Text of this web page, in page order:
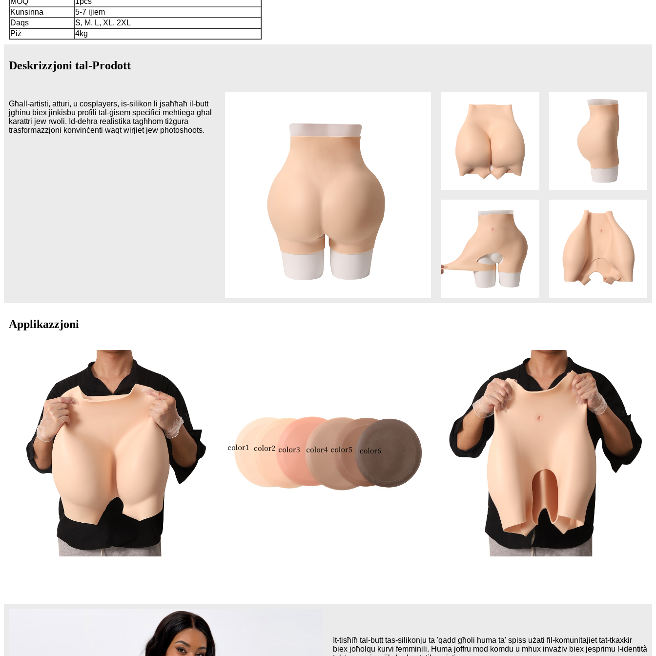
Kunsinna
5-7 ijiem
Daqs
S, M, L, XL, 2XL
Piż
4kg
Deskrizzjoni tal-Prodott
Għall-artisti, atturi, u cosplayers, is-silikon li jsaħħaħ il-butt
jgħinu biex jinkisbu profili tal-ġisem speċifiċi meħtieġa għal
karattri jew rwoli. Id-dehra realistika tagħhom tiżgura
trasformazzjoni konvinċenti waqt wirjiet jew photoshoots.
Applikazzjoni
It-tisħiħ tal-butt tas-silikonju ta 'qadd għoli huma ta' spiss użati fil-komunitajiet tat-tkaxkir
biex joħolqu kurvi femminili. Huma joffru mod komdu u mhux invażiv biex jesprimu l-identità